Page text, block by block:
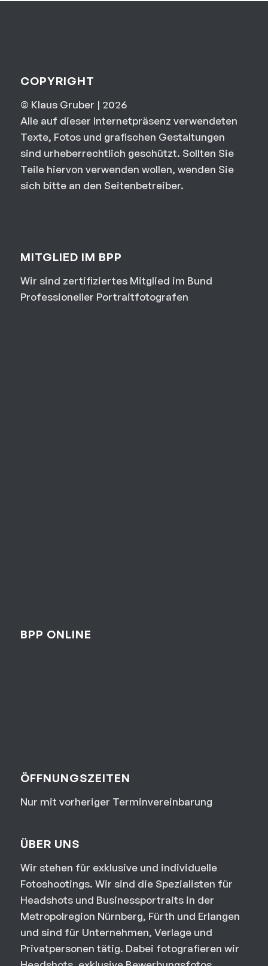
COPYRIGHT
© Klaus Gruber | 2026
Alle auf dieser Internetpräsenz verwendeten
Texte, Fotos und grafischen Gestaltungen
sind urheberrechtlich geschützt. Sollten Sie
Teile hiervon verwenden wollen, wenden Sie
sich bitte an den Seitenbetreiber.
MITGLIED IM BPP
Wir sind zertifiziertes Mitglied im Bund
Professioneller Portraitfotografen
BPP ONLINE
ÖFFNUNGSZEITEN
Nur mit vorheriger Terminvereinbarung
ÜBER UNS
Wir stehen für exklusive und individuelle
Fotoshootings. Wir sind die Spezialisten für
Headshots und Businessportraits in der
Metropolregion Nürnberg, Fürth und Erlangen
und sind für Unternehmen, Verlage und
Privatpersonen tätig. Dabei fotografieren wir